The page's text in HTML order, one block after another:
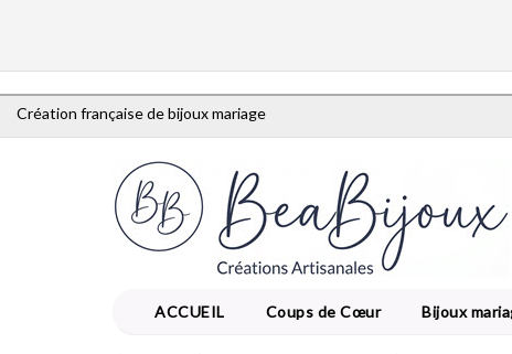
Création française de bijoux mariage
ACCUEIL Coups de Cœur Bijoux